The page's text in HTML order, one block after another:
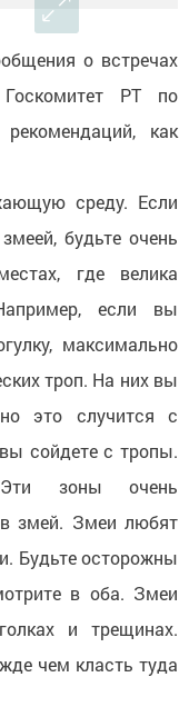
о встречах
РТ по
как
среду. Если
будьте очень
где велика
если вы
максимально
троп. На них вы
это случится с
сойдете с тропы.
зоны очень
змей. Змеи любят
Будьте осторожны
в оба. Змеи
и трещинах.
чем класть туда